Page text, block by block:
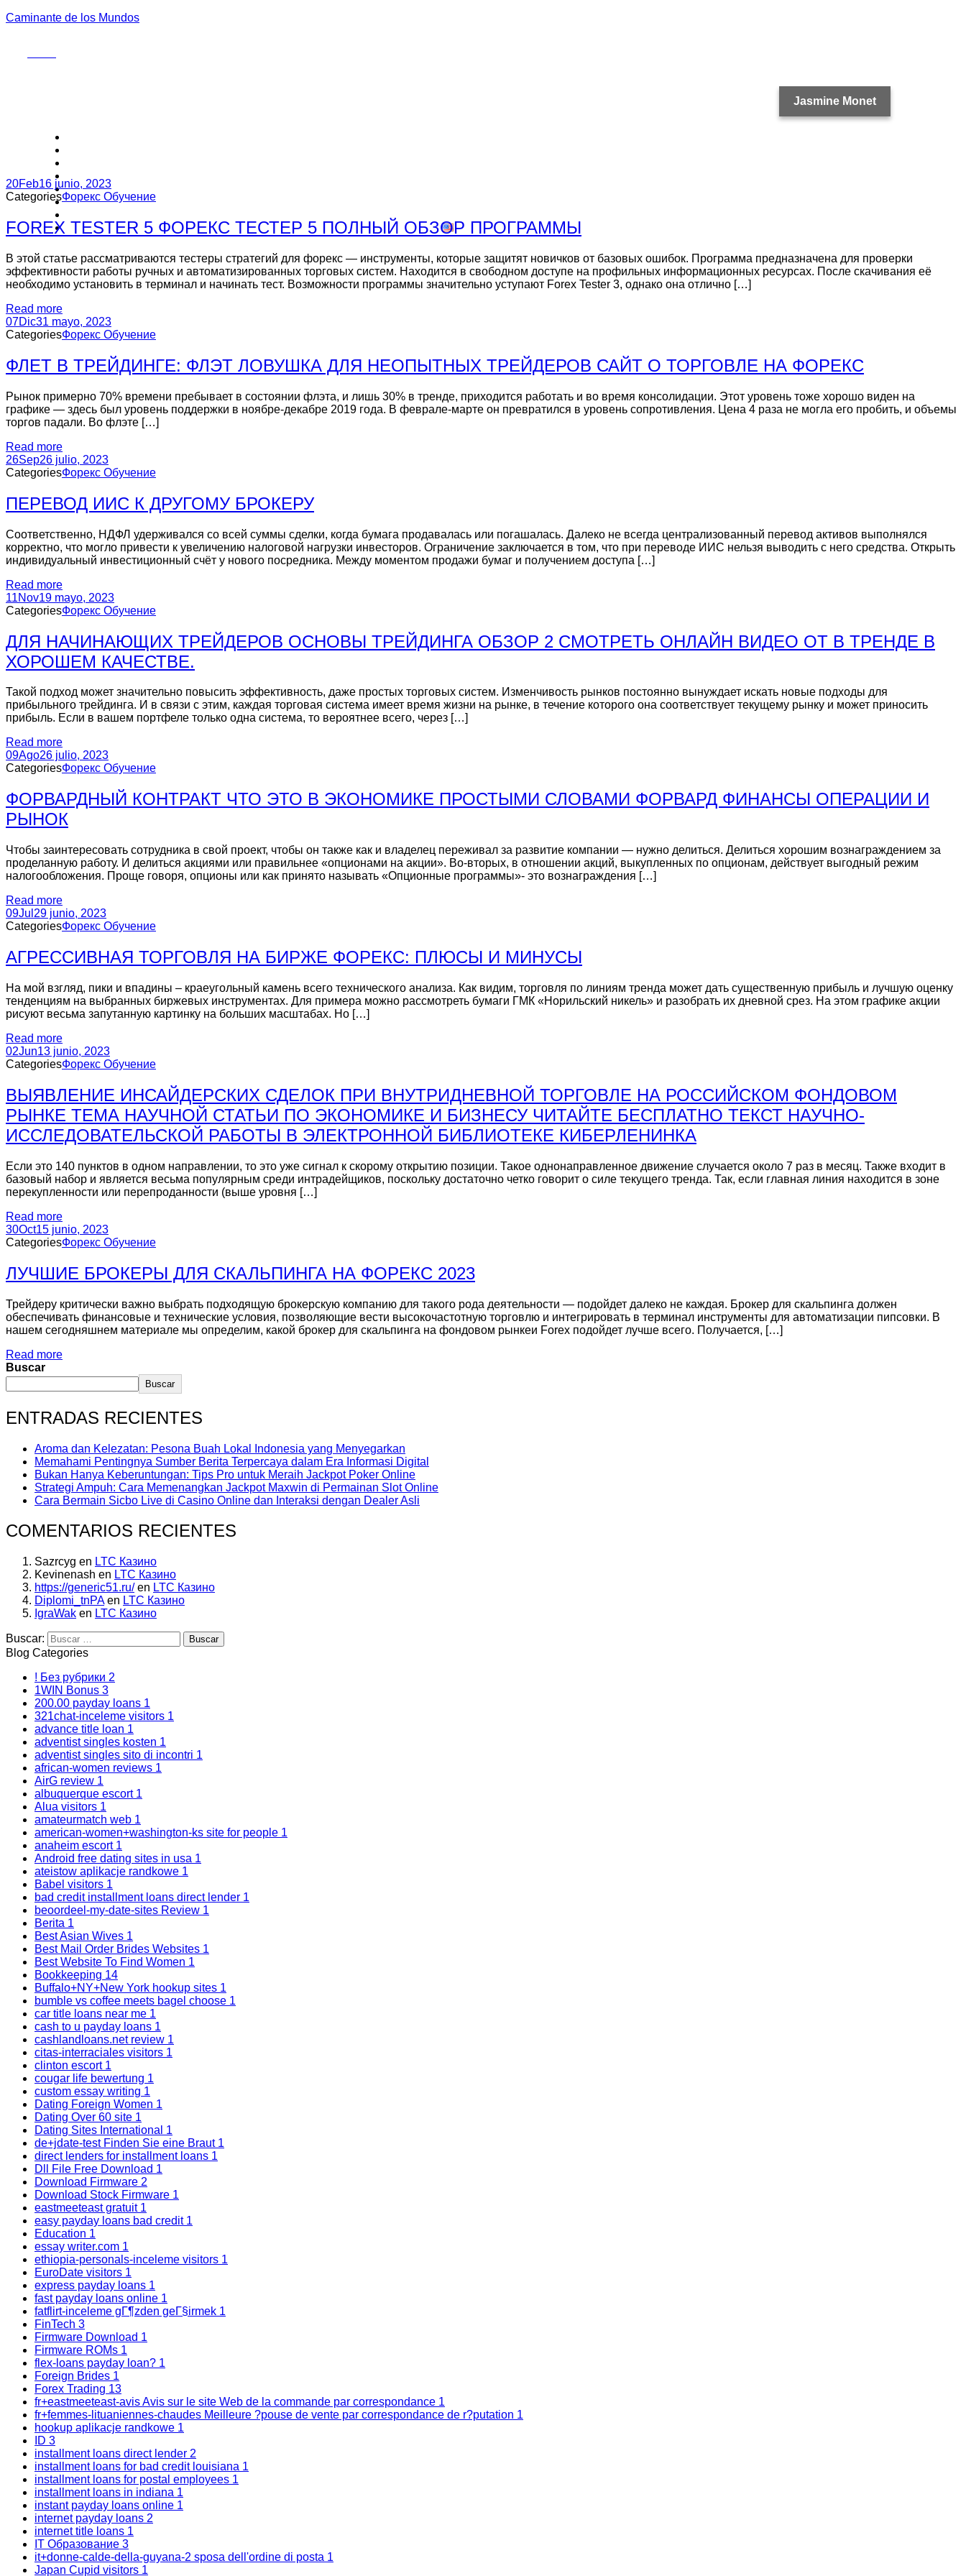
Caminante de los Mundos
Jasmine Monet
20Feb16 junio, 2023
CategoriesФорекс Обучение
FOREX TESTER 5 ФОРЕКС ТЕСТЕР 5 ПОЛНЫЙ ОБЗОР ПРОГРАММЫ
В этой статье рассматриваются тестеры стратегий для форекс — инструменты, которые защитят новичков от базовых ошибок. Программа предназначена для проверки
эффективности работы ручных и автоматизированных торговых систем. Находится в свободном доступе на профильных информационных ресурсах. После скачивания её
необходимо установить в терминал и начинать тест. Возможности программы значительно уступают Forex Tester 3, однако она отлично […]
Read more
07Dic31 mayo, 2023
CategoriesФорекс Обучение
ФЛЕТ В ТРЕЙДИНГЕ: ФЛЭТ ЛОВУШКА ДЛЯ НЕОПЫТНЫХ ТРЕЙДЕРОВ САЙТ О ТОРГОВЛЕ НА ФОРЕКС
Рынок примерно 70% времени пребывает в состоянии флэта, и лишь 30% в тренде, приходится работать и во время консолидации. Этот уровень тоже хорошо виден на
графике — здесь был уровень поддержки в ноябре-декабре 2019 года. В феврале-марте он превратился в уровень сопротивления. Цена 4 раза не могла его пробить, и объемы
торгов падали. Во флэте […]
Read more
26Sep26 julio, 2023
CategoriesФорекс Обучение
ПЕРЕВОД ИИС К ДРУГОМУ БРОКЕРУ
Соответственно, НДФЛ удерживался со всей суммы сделки, когда бумага продавалась или погашалась. Далеко не всегда централизованный перевод активов выполнялся
корректно, что могло привести к увеличению налоговой нагрузки инвесторов. Ограничение заключается в том, что при переводе ИИС нельзя выводить с него средства. Открыть
индивидуальный инвестиционный счёт у нового посредника. Между моментом продажи бумаг и получением доступа […]
Read more
11Nov19 mayo, 2023
CategoriesФорекс Обучение
ДЛЯ НАЧИНАЮЩИХ ТРЕЙДЕРОВ ОСНОВЫ ТРЕЙДИНГА ОБЗОР 2 СМОТРЕТЬ ОНЛАЙН ВИДЕО ОТ В ТРЕНДЕ В
ХОРОШЕМ КАЧЕСТВЕ.
Такой подход может значительно повысить эффективность, даже простых торговых систем. Изменчивость рынков постоянно вынуждает искать новые подходы для
прибыльного трейдинга. И в связи с этим, каждая торговая система имеет время жизни на рынке, в течение которого она соответствует текущему рынку и может приносить
прибыль. Если в вашем портфеле только одна система, то вероятнее всего, через […]
Read more
09Ago26 julio, 2023
CategoriesФорекс Обучение
ФОРВАРДНЫЙ КОНТРАКТ ЧТО ЭТО В ЭКОНОМИКЕ ПРОСТЫМИ СЛОВАМИ ФОРВАРД ФИНАНСЫ ОПЕРАЦИИ И
РЫНОК
Чтобы заинтересовать сотрудника в свой проект, чтобы он также как и владелец переживал за развитие компании — нужно делиться. Делиться хорошим вознаграждением за
проделанную работу. И делиться акциями или правильнее «опционами на акции». Во-вторых, в отношении акций, выкупленных по опционам, действует выгодный режим
налогообложения. Проще говоря, опционы или как принято называть «Опционные программы»- это вознаграждения […]
Read more
09Jul 29 junio, 2023
CategoriesФорекс Обучение
АГРЕССИВНАЯ ТОРГОВЛЯ НА БИРЖЕ ФОРЕКС: ПЛЮСЫ И МИНУСЫ
На мой взгляд, пики и впадины – краеугольный камень всего технического анализа. Как видим, торговля по линиям тренда может дать существенную прибыль и лучшую оценку
тенденциям на выбранных биржевых инструментах. Для примера можно рассмотреть бумаги ГМК «Норильский никель» и разобрать их дневной срез. На этом графике акции
рисуют весьма запутанную картинку на больших масштабах. Но […]
Read more
02Jun13 junio, 2023
CategoriesФорекс Обучение
ВЫЯВЛЕНИЕ ИНСАЙДЕРСКИХ СДЕЛОК ПРИ ВНУТРИДНЕВНОЙ ТОРГОВЛЕ НА РОССИЙСКОМ ФОНДОВОМ
РЫНКЕ ТЕМА НАУЧНОЙ СТАТЬИ ПО ЭКОНОМИКЕ И БИЗНЕСУ ЧИТАЙТЕ БЕСПЛАТНО ТЕКСТ НАУЧНО-
ИССЛЕДОВАТЕЛЬСКОЙ РАБОТЫ В ЭЛЕКТРОННОЙ БИБЛИОТЕКЕ КИБЕРЛЕНИНКА
Если это 140 пунктов в одном направлении, то это уже сигнал к скорому открытию позиции. Такое однонаправленное движение случается около 7 раз в месяц. Также входит в
базовый набор и является весьма популярным среди интрадейщиков, поскольку достаточно четко говорит о силе текущего тренда. Так, если главная линия находится в зоне
перекупленности или перепроданности (выше уровня […]
Read more
30Oct15 junio, 2023
CategoriesФорекс Обучение
ЛУЧШИЕ БРОКЕРЫ ДЛЯ СКАЛЬПИНГА НА ФОРЕКС 2023
Трейдеру критически важно выбрать подходящую брокерскую компанию для такого рода деятельности — подойдет далеко не каждая. Брокер для скальпинга должен
обеспечивать финансовые и технические условия, позволяющие вести высокочастотную торговлю и интегрировать в терминал инструменты для автоматизации пипсовки. В
нашем сегодняшнем материале мы определим, какой брокер для скальпинга на фондовом рынкеи Forex подойдет лучше всего. Получается, […]
Read more
Buscar
Buscar
ENTRADAS RECIENTES
Aroma dan Kelezatan: Pesona Buah Lokal Indonesia yang Menyegarkan
Memahami Pentingnya Sumber Berita Terpercaya dalam Era Informasi Digital
Bukan Hanya Keberuntungan: Tips Pro untuk Meraih Jackpot Poker Online
Strategi Ampuh: Cara Memenangkan Jackpot Maxwin di Permainan Slot Online
Cara Bermain Sicbo Live di Casino Online dan Interaksi dengan Dealer Asli
COMENTARIOS RECIENTES
Sazrcyg en LTC Казино
Kevinenash en LTC Казино
https://generic51.ru/en LTC Казино
Diplomi_tnPAen LTC Казино
IgraWak en LTC Казино
Buscar:
Blog Categories
! Без рубрики 2
1WIN Bonus 3
200.00 payday loans 1
321chat-inceleme visitors 1
advance title loan 1
adventist singles kosten 1
adventist singles sito di incontri 1
african-women reviews 1
AirG review 1
albuquerque escort 1
Alua visitors 1
amateurmatch web 1
american-women+washington-ks site for people 1
anaheim escort 1
Android free dating sites in usa 1
ateistow aplikacje randkowe 1
Babel visitors 1
bad credit installment loans direct lender 1
beoordeel-my-date-sites Review 1
Berita 1
Best Asian Wives 1
Best Mail Order Brides Websites 1
Best Website To Find Women 1
Bookkeeping 14
Buffalo+NY+New York hookup sites 1
bumble vs coffee meets bagel choose 1
car title loans near me 1
cash to u payday loans 1
cashlandloans.net review 1
citas-interraciales visitors 1
clinton escort 1
cougar life bewertung 1
custom essay writing 1
Dating Foreign Women 1
Dating Over 60 site 1
Dating Sites International 1
de+jdate-test Finden Sie eine Braut 1
direct lenders for installment loans 1
Dll File Free Download 1
Download Firmware 2
Download Stock Firmware 1
eastmeeteast gratuit 1
easy payday loans bad credit 1
Education 1
essay writer.com 1
ethiopia-personals-inceleme visitors 1
EuroDate visitors 1
express payday loans 1
fast payday loans online 1
fatflirt-inceleme gГ¶zden geГ§irmek 1
FinTech 3
Firmware Download 1
Firmware ROMs 1
flex-loans payday loan? 1
Foreign Brides 1
Forex Trading 13
fr+eastmeeteast-avis Avis sur le site Web de la commande par correspondance 1
fr+femmes-lituaniennes-chaudes Meilleure ?pouse de vente par correspondance de r?putation 1
hookup aplikacje randkowe 1
ID 3
installment loans direct lender 2
installment loans for bad credit louisiana 1
installment loans for postal employees 1
installment loans in indiana 1
instant payday loans online 1
internet payday loans 2
internet title loans 1
IT Образование 3
it+donne-calde-della-guyana-2 sposa dell'ordine di posta 1
Japan Cupid visitors 1